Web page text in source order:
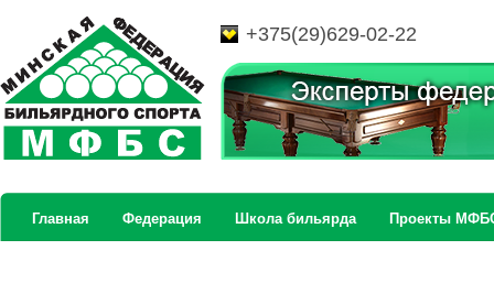
+375(29)629-02-22
Главная Федерация Школа бильярда Проекты